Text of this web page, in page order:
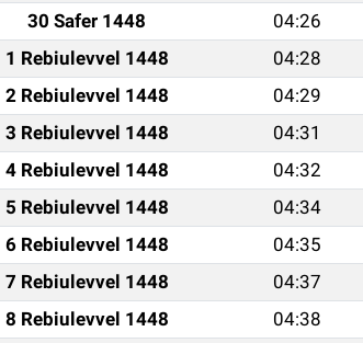
30 Safer 1448 04:26
1 Rebiulevvel 1448 04:28
2 Rebiulevvel 1448 04:29
3 Rebiulevvel 1448 04:31
4 Rebiulevvel 1448 04:32
5 Rebiulevvel 1448 04:34
6 Rebiulevvel 1448 04:35
7 Rebiulevvel 1448 04:37
8 Rebiulevvel 1448 04:38